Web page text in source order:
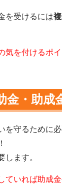
を受けるには
気を付けるポ
金・助成
を守るために
します。
ていれば助成